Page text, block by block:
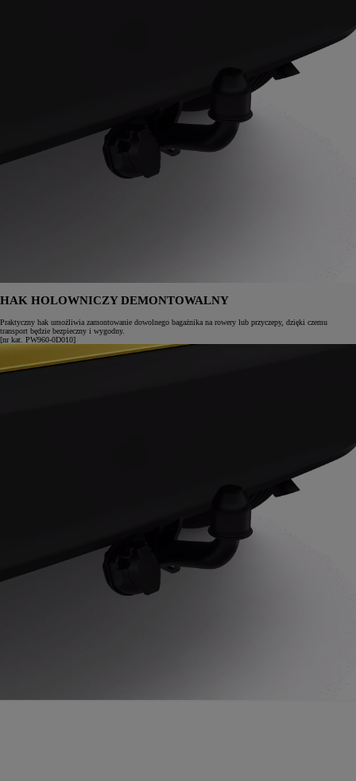
HAK HOLOWNICZY DEMONTOWALNY
Praktyczny hak umożliwia zamontowanie dowolnego bagażnika na rowery lub przyczepy, dzięki czemu
transport będzie bezpieczny i wygodny.
[nr kat. PW960-0D010]